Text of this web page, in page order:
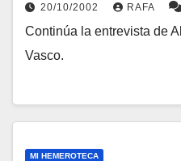
20/10/2002 RAFA
Continúa la entrevista de
Vasco.
MI HEMEROTECA